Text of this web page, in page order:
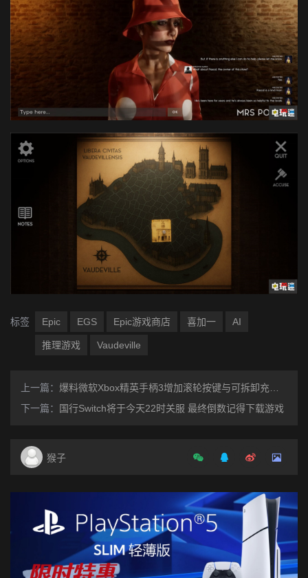
标签 Epic EGS Epic游戏商店 喜加一 AI
推理游戏 Vaudeville
上一篇： 爆料微软Xbox精英手柄3增加滚轮按键与可拆卸充电电池
下一篇：
国行Switch将于今天22时关服 最终倒数记得下载游戏
猴子